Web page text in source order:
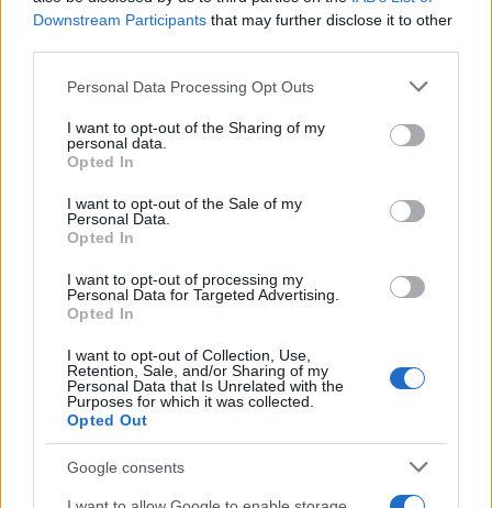
Downstream Participants that may further disclose it to other
Please note that this website/app uses one or more Google
not limited to your visit or usage behaviour. You may click to
grant or deny consent to Google and its third-party tags to
use your data for below specified purposes in below Google
consent section.
Personal Data Processing Opt Outs
I want to opt-out of the Sharing of my
personal data.
Opted In
I want to opt-out of the Sale of my
Personal Data.
Opted In
I want to opt-out of processing my
Personal Data for Targeted Advertising.
Opted In
I want to opt-out of Collection, Use,
Retention, Sale, and/or Sharing of my
Personal Data that Is Unrelated with the
Purposes for which it was collected.
Opted Out
Google consents
Salta su! La Regione Emilia-Romagna
conferma gli abbonamenti gratuiti per gli
studenti
La Regione Emilia-Romagna ha esteso il programma Salta su!
28,7 milioni di…
Beatrice Beretta · 5 Ago 2026
SALUTE